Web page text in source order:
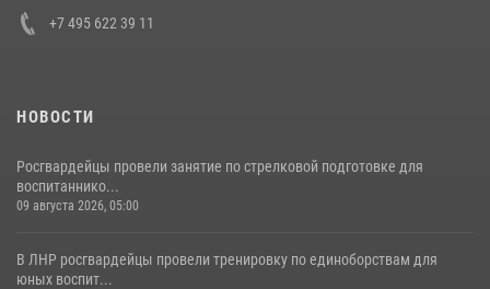
+7 495 622 39 11
НОВОСТИ
Росгвардейцы провели занятие по стрелковой подготовке для
воспитаннико...
09 августа 2026, 05:00
В ЛНР росгвардейцы провели тренировку по единоборствам для
юных воспит...